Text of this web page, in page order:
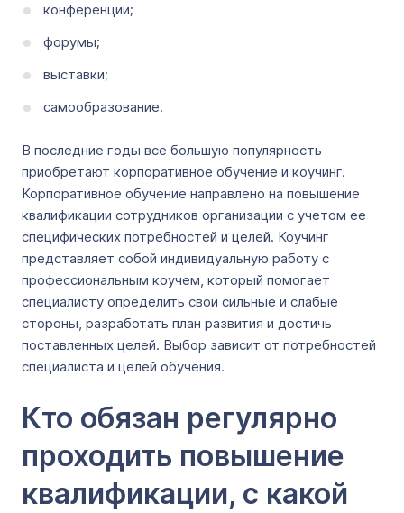
конференции;
форумы;
выставки;
самообразование.
В последние годы все большую популярность
приобретают корпоративное обучение и коучинг.
Корпоративное обучение направлено на повышение
квалификации сотрудников организации с учетом ее
специфических потребностей и целей. Коучинг
представляет собой индивидуальную работу с
профессиональным коучем, который помогает
специалисту определить свои сильные и слабые
стороны, разработать план развития и достичь
поставленных целей. Выбор зависит от потребностей
специалиста и целей обучения.
Кто обязан регулярно
проходить повышение
квалификации, с какой